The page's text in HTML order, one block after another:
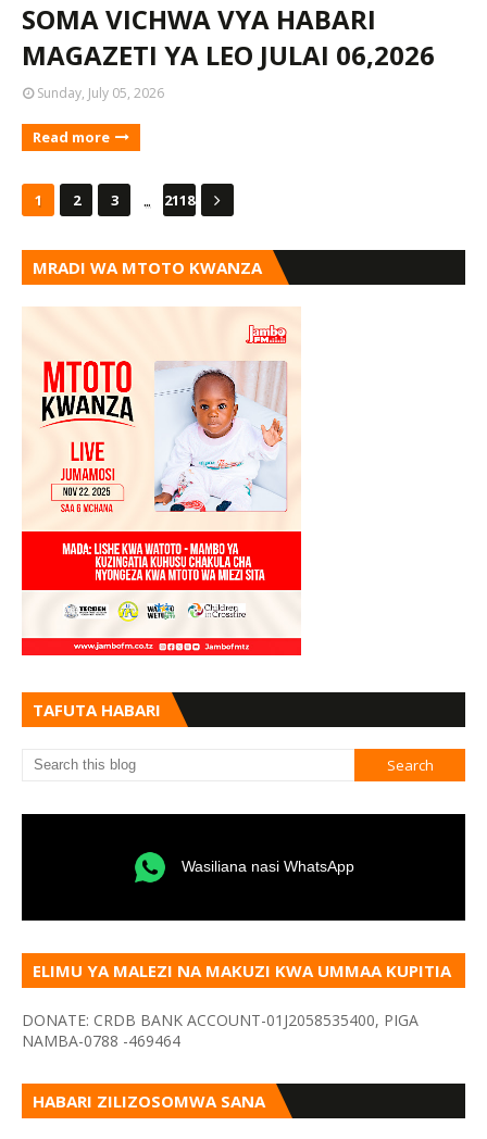
SOMA VICHWA VYA HABARI
MAGAZETI YA LEO JULAI 06,2026
Sunday, July 05, 2026
Read more
1 2 3 ... 2118
MRADI WA MTOTO KWANZA
TAFUTA HABARI
Wasiliana nasi WhatsApp
ELIMU YA MALEZI NA MAKUZI KWA UMMAA KUPITIA
DONATE: CRDB BANK ACCOUNT-01J2058535400, PIGA
NAMBA-0788 -469464
HABARI ZILIZOSOMWA SANA